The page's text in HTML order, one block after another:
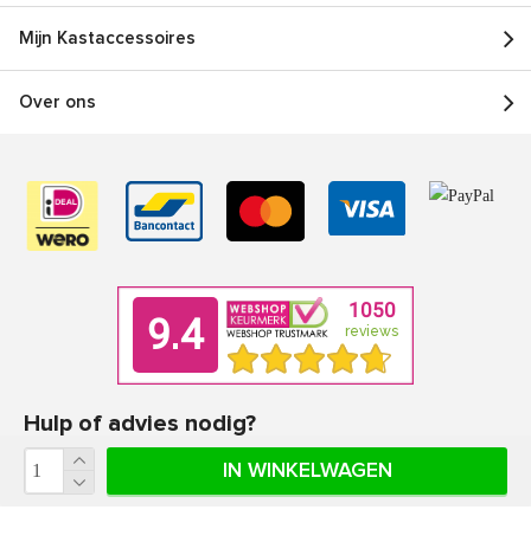
IN WINKELWAGEN
Mijn Kastaccessoires
Over ons
Hulp of advies nodig?
Ons team met product specialisten geven je graag deskundig advies.